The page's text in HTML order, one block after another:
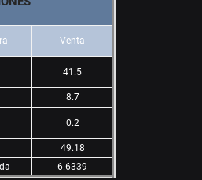
Venta
41.5
8.7
0.2
49.18
6.6339